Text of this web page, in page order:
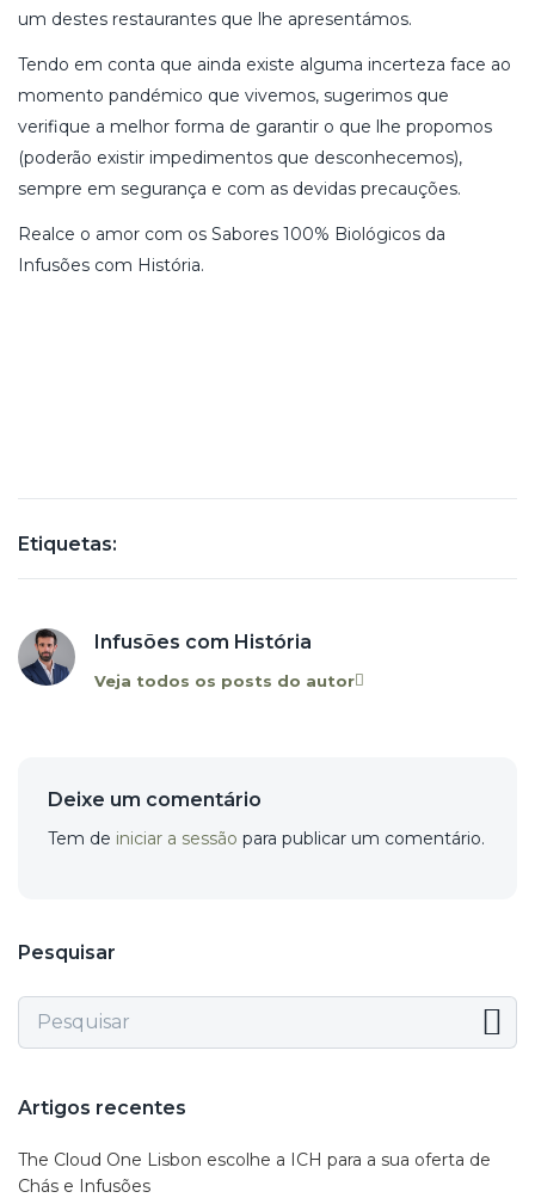
um destes restaurantes que lhe apresentámos.
Tendo em conta que ainda existe alguma incerteza face ao
momento pandémico que vivemos, sugerimos que
verifique a melhor forma de garantir o que lhe propomos
(poderão existir impedimentos que desconhecemos),
sempre em segurança e com as devidas precauções.
Realce o amor com os Sabores 100% Biológicos da
Infusões com História.
Etiquetas:
Infusões com História
Veja todos os posts do autor
Deixe um comentário
Tem de iniciar a sessão para publicar um comentário.
Pesquisar
Artigos recentes
The Cloud One Lisbon escolhe a ICH para a sua oferta de
Chás e Infusões